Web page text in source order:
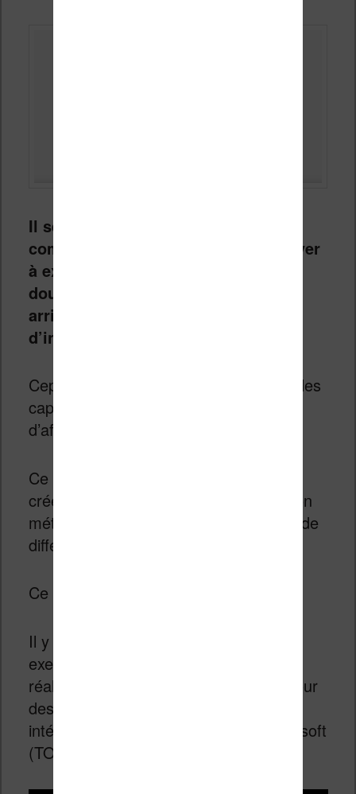
Il semble évident qu’il faut des
compétences importantes pour arriver
à exploiter ce matériel. Mais, je ne
doute pas que des bidouilleurs vont
arriver à en tirer quelque chose
d’intéressant.
Cependant, je ne suis pas certain que les
capacités de la machine permettent
d’afficher correctement des ebooks.
Ce kit me semble plus approprié pour
créer quelque chose comme une station
météo qui viendra lire les informations de
différents capteurs.
Ce kit est vendu environ 60€.
Il y a une vidéo qui montre quelques
exemples de ce qu’il est possible de
réaliser, comme une télécommande pour
des lumières connectées ou une
intégration avec des services de Microsoft
(TO DO) :